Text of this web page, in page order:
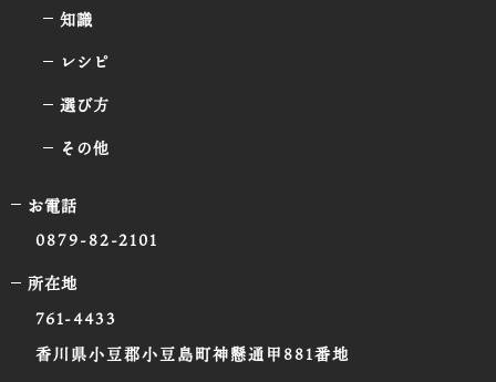
知識
レシピ
選び方
その他
お電話
0879-82-2101
所在地
761-4433
香川県小豆郡小豆島町神懸通甲881番地